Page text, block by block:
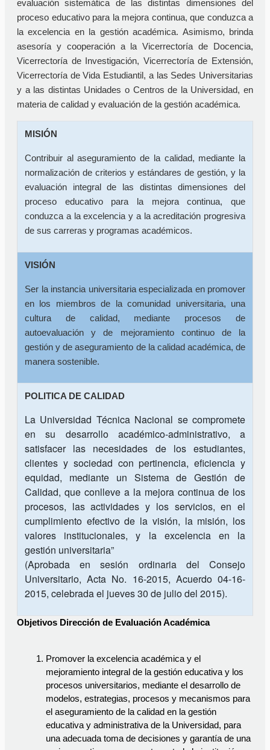
evaluación sistemática de las distintas dimensiones del
proceso educativo para la mejora continua, que conduzca a
la excelencia en la gestión académica. Asimismo, brinda
asesoría y cooperación a la Vicerrectoría de Docencia,
Vicerrectoría de Investigación, Vicerrectoría de Extensión,
Vicerrectoría de Vida Estudiantil, a las Sedes Universitarias
y a las distintas Unidades o Centros de la Universidad, en
materia de calidad y evaluación de la gestión académica.
MISIÓN
Contribuir al aseguramiento de la calidad, mediante la
normalización de criterios y estándares de gestión, y la
evaluación integral de las distintas dimensiones del
proceso educativo para la mejora continua, que
conduzca a la excelencia y a la acreditación progresiva
de sus carreras y programas académicos.
VISIÓN
Ser la instancia universitaria especializada en promover
en los miembros de la comunidad universitaria, una
cultura de calidad, mediante procesos de
autoevaluación y de mejoramiento continuo de la
gestión y de aseguramiento de la calidad académica, de
manera sostenible.
POLITICA DE CALIDAD
La Universidad Técnica Nacional se compromete
en su desarrollo académico-administrativo, a
satisfacer las necesidades de los estudiantes,
clientes y sociedad con pertinencia, eficiencia y
equidad, mediante un Sistema de Gestión de
Calidad, que conlleve a la mejora continua de los
procesos, las actividades y los servicios, en el
cumplimiento efectivo de la visión, la misión, los
valores institucionales, y la excelencia en la
gestión universitaria”
(Aprobada en sesión ordinaria del Consejo
Universitario, Acta No. 16-2015, Acuerdo 04-16-
2015, celebrada el jueves 30 de julio del 2015).
Objetivos Dirección de Evaluación Académica
Promover la excelencia académica y el
mejoramiento integral de la gestión educativa y los
procesos universitarios, mediante el desarrollo de
modelos, estrategias, procesos y mecanismos para
el aseguramiento de la calidad en la gestión
educativa y administrativa de la Universidad, para
una adecuada toma de decisiones y garantía de una